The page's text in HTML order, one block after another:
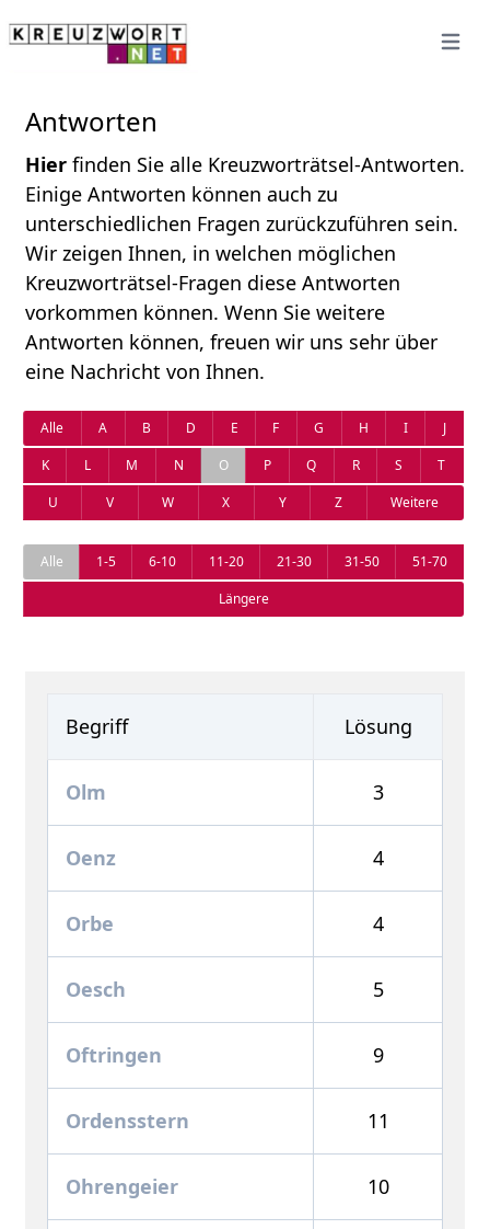
Open
Antworten
Hier finden Sie alle Kreuzworträtsel-Antworten.
Einige Antworten können auch zu
unterschiedlichen Fragen zurückzuführen sein.
Wir zeigen Ihnen, in welchen möglichen
Kreuzworträtsel-Fragen diese Antworten
vorkommen können. Wenn Sie weitere
Antworten können, freuen wir uns sehr über
eine Nachricht von Ihnen.
Alle A B D E F G H I
J
K
L M N O P Q R S
T
U
V W X Y Z Weitere
Alle 1-5 6-10 11-20 21-30 31-50
51-70
Längere
Begriff Lösung
Olm 3
Oenz 4
Orbe 4
Oesch 5
Oftringen 9
Ordensstern 11
Ohrengeier 10